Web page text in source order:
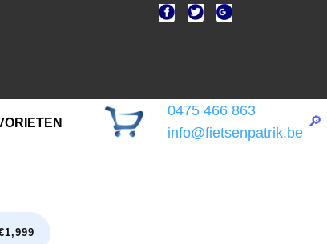
0475 466 863
info@fietsenpatrik.be
🔎